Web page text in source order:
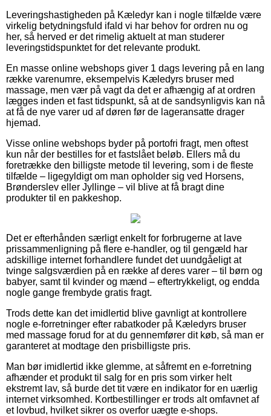
Leveringshastigheden på Kæledyr kan i nogle tilfælde være
virkelig betydningsfuld ifald vi har behov for ordren nu og
her, så herved er det rimelig aktuelt at man studerer
leveringstidspunktet for det relevante produkt.
En masse online webshops giver 1 dags levering på en lang
række varenumre, eksempelvis Kæledyrs bruser med
massage, men vær på vagt da det er afhængig af at ordren
lægges inden et fast tidspunkt, så at de sandsynligvis kan nå
at få de nye varer ud af døren før de lageransatte drager
hjemad.
Visse online webshops byder på portofri fragt, men oftest
kun når der bestilles for et fastslået beløb. Ellers må du
foretrække den billigste metode til levering, som i de fleste
tilfælde – ligegyldigt om man opholder sig ved Horsens,
Brønderslev eller Jyllinge – vil blive at få bragt dine
produkter til en pakkeshop.
Det er efterhånden særligt enkelt for forbrugerne at lave
prissammenligning på flere e-handler, og til gengæld har
adskillige internet forhandlere fundet det uundgåeligt at
tvinge salgsværdien på en række af deres varer – til børn og
babyer, samt til kvinder og mænd – eftertrykkeligt, og endda
nogle gange frembyde gratis fragt.
Trods dette kan det imidlertid blive gavnligt at kontrollere
nogle e-forretninger efter rabatkoder på Kæledyrs bruser
med massage forud for at du gennemfører dit køb, så man er
garanteret at modtage den prisbilligste pris.
Man bør imidlertid ikke glemme, at såfremt en e-forretning
afhænder et produkt til salg for en pris som virker helt
ekstremt lav, så burde det tit være en indikator for en uærlig
internet virksomhed. Kortbestillinger er trods alt omfavnet af
et lovbud, hvilket sikrer os overfor uægte e-shops.